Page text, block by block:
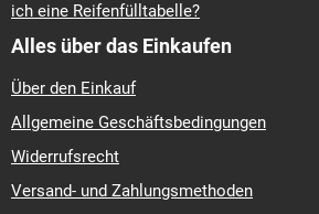
ich eine Reifenfülltabelle?
Alles über das Einkaufen
Über den Einkauf
Allgemeine Geschäftsbedingungen
Widerrufsrecht
Versand- und Zahlungsmethoden